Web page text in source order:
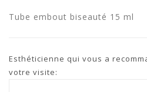
Tube embout biseauté 15 ml
Esthéticienne qui vous a
votre visite: